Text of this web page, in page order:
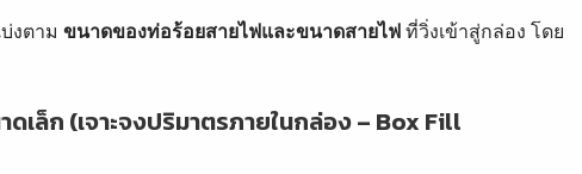
งตาม ขนาดของท่อร้อยสายไฟและขนาดสายไฟที่วิ่งเข้าสู่กล่อง โดย
เล็ก (เจาะจงปริมาตรภายในกล่อง – Box Fill